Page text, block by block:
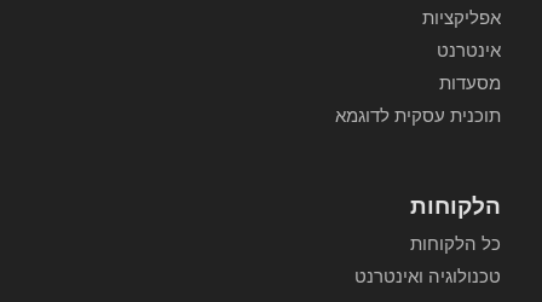
אפליקציות
אינטרנט
מסעדות
תוכנית עסקית לדוגמא
הלקוחות
כל הלקוחות
טכנולוגיה ואינטרנט